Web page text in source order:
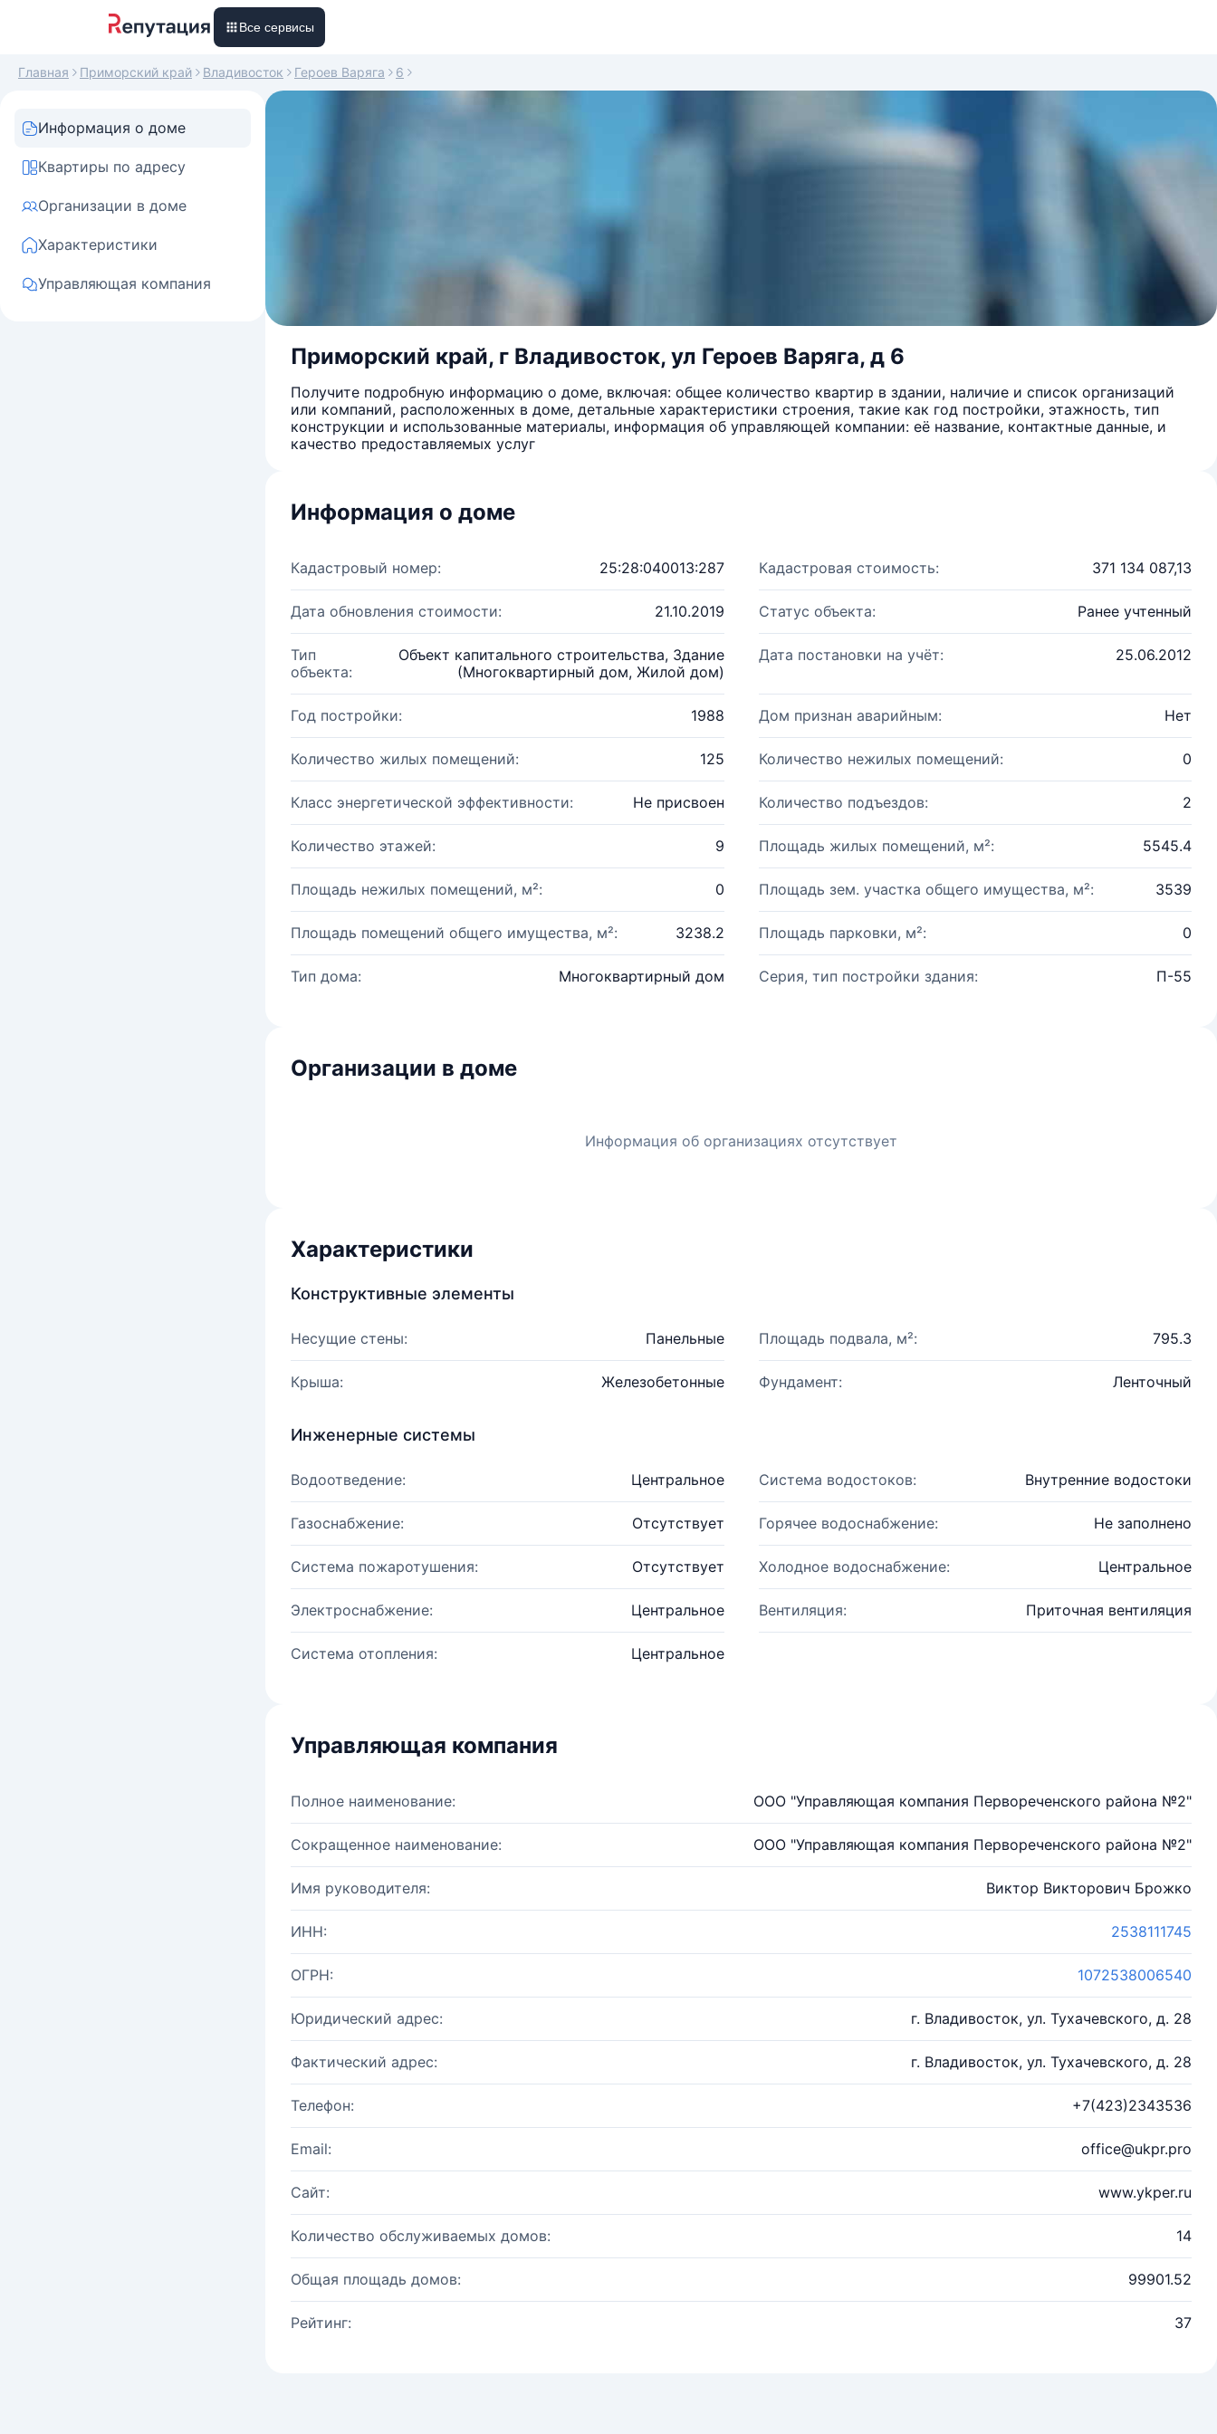
Все сервисы
Главная Приморский край Владивосток Героев Варяга 6
Информация о доме
Квартиры по адресу
Организации в доме
Характеристики
Управляющая компания
Приморский край, г Владивосток, ул Героев Варяга, д 6
Получите подробную информацию о доме, включая: общее количество квартир в здании, наличие и список организаций
или компаний, расположенных в доме, детальные характеристики строения, такие как год постройки, этажность, тип
конструкции и использованные материалы, информация об управляющей компании: её название, контактные данные, и
качество предоставляемых услуг
Информация о доме
Кадастровый номер: 25:28:040013:287 Кадастровая стоимость: 371 134 087,13
Дата обновления стоимости: 21.10.2019 Статус объекта: Ранее учтенный
Тип
объекта:
Объект капитального строительства, Здание
(Многоквартирный дом, Жилой дом)
Дата постановки на учёт: 25.06.2012
Год постройки: 1988 Дом признан аварийным: Нет
Количество жилых помещений: 125 Количество нежилых помещений: 0
Класс энергетической эффективности: Не присвоен Количество подъездов: 2
Количество этажей: 9 Площадь жилых помещений, м²: 5545.4
Площадь нежилых помещений, м²: 0 Площадь зем. участка общего имущества, м²: 3539
Площадь помещений общего имущества, м²: 3238.2 Площадь парковки, м²: 0
Тип дома: Многоквартирный дом Серия, тип постройки здания: П-55
Организации в доме
Информация об организациях отсутствует
Характеристики
Конструктивные элементы
Несущие стены: Панельные Площадь подвала, м²: 795.3
Крыша: Железобетонные Фундамент: Ленточный
Инженерные системы
Водоотведение: Центральное Система водостоков: Внутренние водостоки
Газоснабжение: Отсутствует Горячее водоснабжение: Не заполнено
Система пожаротушения: Отсутствует Холодное водоснабжение: Центральное
Электроснабжение: Центральное Вентиляция: Приточная вентиляция
Система отопления: Центральное
Управляющая компания
Полное наименование: ООО "Управляющая компания Первореченского района №2"
Сокращенное наименование: ООО "Управляющая компания Первореченского района №2"
Имя руководителя: Виктор Викторович Брожко
ИНН: 2538111745
ОГРН: 1072538006540
Юридический адрес: г. Владивосток, ул. Тухачевского, д. 28
Фактический адрес: г. Владивосток, ул. Тухачевского, д. 28
Телефон: +7(423)2343536
Email: office@ukpr.pro
Сайт: www.ykper.ru
Количество обслуживаемых домов: 14
Общая площадь домов: 99901.52
Рейтинг: 37